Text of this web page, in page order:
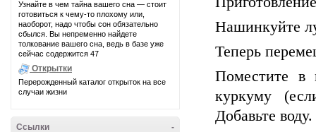
Узнайте в чем тайна вашего сна — стоит
готовиться к чему-то плохому или,
наоборот, надо чтобы сон обязательно
сбылся. Вы непременно найдете
толкование вашего сна, ведь в базе уже
сейчас содержится 47
Открытки
Перерожденный каталог открыток на все
случаи жизни
-
Ссылки
Нашинкуйте
Теперь
Поместите в
куркуму
Добавьте